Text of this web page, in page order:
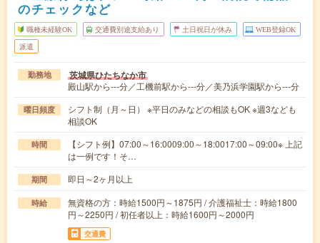
のチェックなど
職種未経験OK 交通費別途支給あり 土日祝日が休み WEB登録OK
派遣
勤務地 茨城県ひたちなか市
殿山駅から---分／工機前駅から---分／美乃浜学園駅から---分
曜日頻度
シフト制（月～日） ※平日のみなどの相談もOK ※週3なども
相談OK
時間
【シフト例】07:00～16:0009:00～18:0017:00～09:00※ 上記
は一例です！そ…
期間 即日～2ヶ月以上
時給
無資格の方：時給1500円～1875円 / 介護福祉士：時給1800
円～2250円 / 初任者以上：時給1600円～2000円
交通費